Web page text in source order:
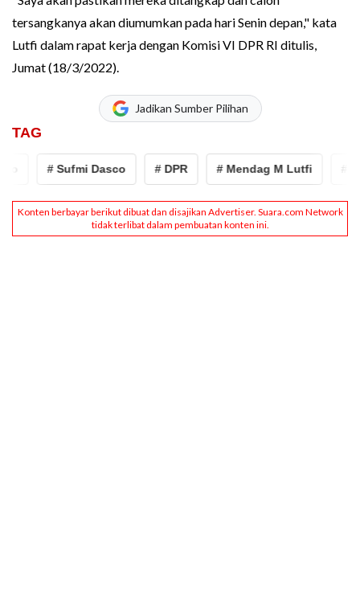
tersangkanya akan diumumkan pada hari Senin depan," kata
Lutfi dalam rapat kerja dengan Komisi VI DPR RI ditulis,
Jumat (18/3/2022).
Jadikan Sumber Pilihan
TAG
# Sufmi Dasco # DPR # Mendag M Lutfi #